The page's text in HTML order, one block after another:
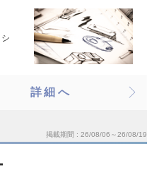
詳細へ
掲載期間 26/08/06～26/08/19